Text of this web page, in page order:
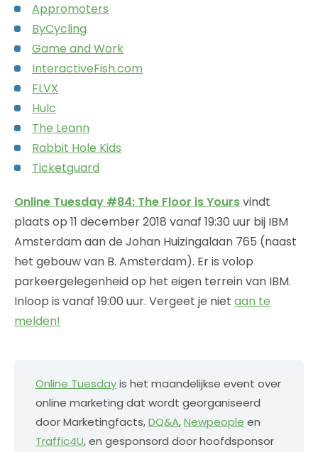
Appromoters
ByCycling
Game and Work
InteractiveFish.com
FLVX
Hulc
The Leann
Rabbit Hole Kids
Ticketguard
Online Tuesday #84: The Floor is Yoursvindt
plaats op 11 december 2018 vanaf 19:30 uur bij IBM
Amsterdam aan de Johan Huizingalaan 765 (naast
het gebouw van B. Amsterdam). Er is volop
parkeergelegenheid op het eigen terrein van IBM.
Inloop is vanaf 19:00 uur. Vergeet je niet aan te
melden!
Online Tuesdayis het maandelijkse event over
online marketing dat wordt georganiseerd
door Marketingfacts,DQ&A,Newpeople en
Traffic4U, en gesponsord door hoofdsponsor